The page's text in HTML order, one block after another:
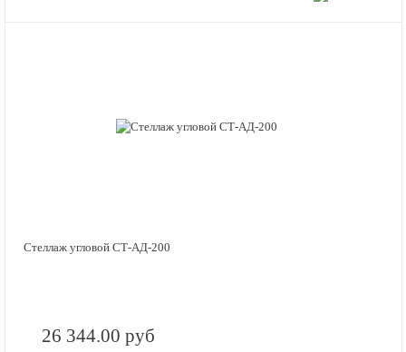
Стеллаж угловой СТ-АД-200
26 344.00 руб